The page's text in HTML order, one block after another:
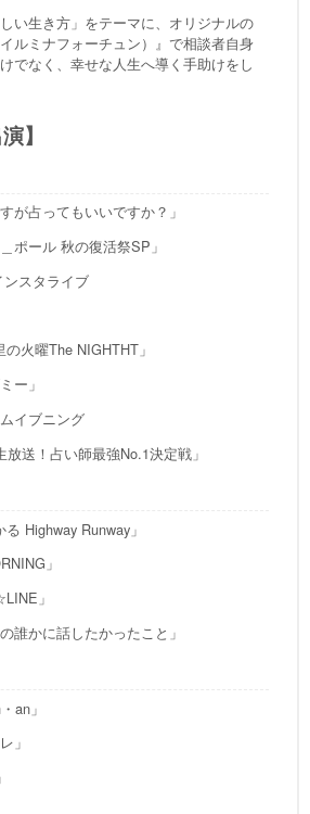
い生き方」をテーマに、オリジナルの
ルミナフォーチュン）』で相談者自身
でなく、幸せな人生へ導く手助けをし
】
が占ってもいいですか？」
ポール 秋の復活祭SP」
ンスタライブ
火曜The NIGHTHT」
ー」
イブニング
送！占い師最強No.1決定戦」
Highway Runway」
」
」
誰かに話したかったこと」
an」
」